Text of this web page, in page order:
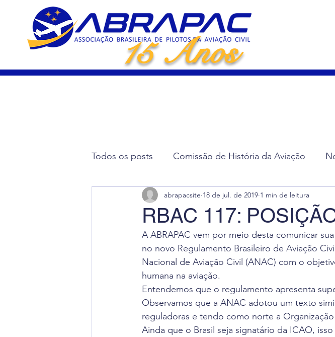
15 Anos
Todos os posts Comissão de História da Aviação
Artigos Científicos Eleição de Diretoria
Radiação Cósmica Dica de Leitura Revista
Aviação Executiva
Dica de Inglês Notas Oficiais
RBAC 117:
abrapacsite 18 de jul. de 2019 1 min de leitura
A ABRAPAC vem por meio desta comunicar
no novo Regulamento Brasileiro de Aviação
Nacional de Aviação Civil (ANAC) com o
humana na aviação.
Entendemos que o regulamento apresenta
Observamos que a ANAC adotou um texto
reguladoras e tendo como norte a
Ainda que o Brasil seja signatário da ICAO,